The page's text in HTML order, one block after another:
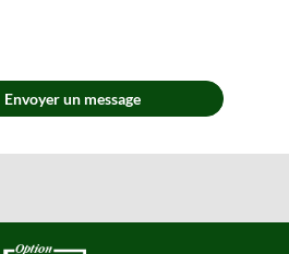
Envoyer un message